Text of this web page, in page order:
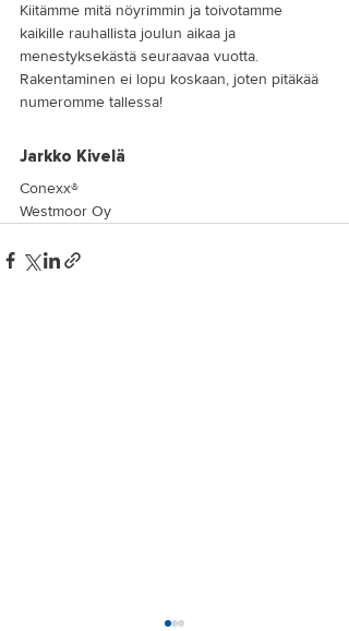
Kiitämme mitä nöyrimmin ja toivotamme
kaikille rauhallista joulun aikaa ja
menestyksekästä seuraavaa vuotta.
Rakentaminen ei lopu koskaan, joten pitäkää
numeromme tallessa!
Jarkko Kivelä
Conexx®
Westmoor Oy